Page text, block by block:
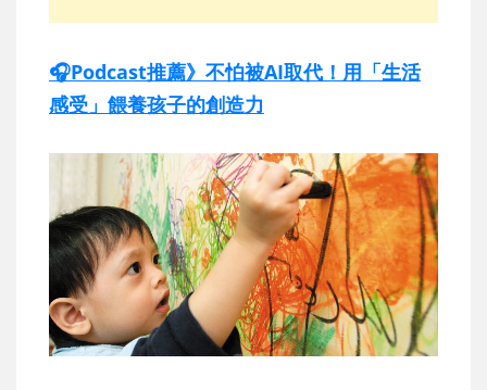
🎧Podcast推薦》不怕被AI取代！用「生活
感受」餵養孩子的創造力